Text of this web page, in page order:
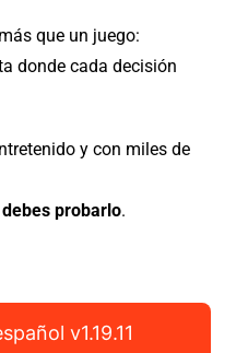
que un juego:
donde cada decisión
y con miles de
debes probarlo.
v1.19.11